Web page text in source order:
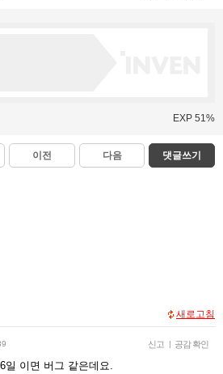
EXP 51%
이전 다음 댓글쓰기
새로고침
신고 | 공감 확인
일 이면 버그 같은데요.